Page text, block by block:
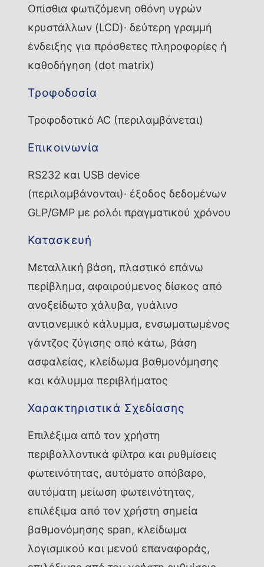
Οπίσθια φωτιζόμενη οθόνη υγρών
κρυστάλλων (LCD)· δεύτερη γραμμή
ένδειξης για πρόσθετες πληροφορίες ή
καθοδήγηση (dot matrix)
Τροφοδοσία
Τροφοδοτικό AC (περιλαμβάνεται)
Επικοινωνία
RS232 και USB device
(περιλαμβάνονται)· έξοδος δεδομένων
GLP/GMP με ρολόι πραγματικού χρόνου
Κατασκευή
Μεταλλική βάση, πλαστικό επάνω
περίβλημα, αφαιρούμενος δίσκος από
ανοξείδωτο χάλυβα, γυάλινο
αντιανεμικό κάλυμμα, ενσωματωμένος
γάντζος ζύγισης από κάτω, βάση
ασφαλείας, κλείδωμα βαθμονόμησης
και κάλυμμα περιβλήματος
Χαρακτηριστικά Σχεδίασης
Επιλέξιμα από τον χρήστη
περιβαλλοντικά φίλτρα και ρυθμίσεις
φωτεινότητας, αυτόματο απόβαρο,
αυτόματη μείωση φωτεινότητας,
επιλέξιμα από τον χρήστη σημεία
βαθμονόμησης span, κλείδωμα
λογισμικού και μενού επαναφοράς,